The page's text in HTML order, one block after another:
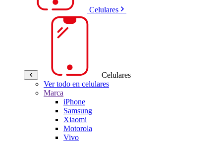
Celulares
Celulares
Ver todo en celulares
Marca
iPhone
Samsung
Xiaomi
Motorola
Vivo